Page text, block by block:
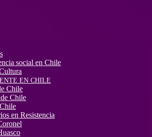
social en Chile
EN CHILE
Chile
Chile
en Resistencia